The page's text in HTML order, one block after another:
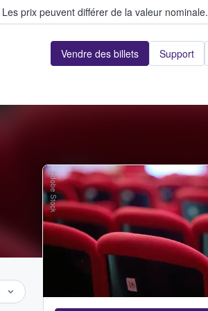
Les prix peuvent différer de la valeur nominale.
Vendre des billets Support
Adobe Stock